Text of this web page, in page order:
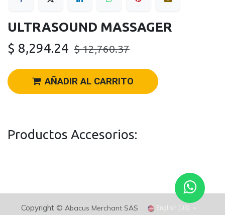
ULTRASOUND MASSAGER
$ 8,294.24 $12,760.37
AÑADIR AL CARRITO
Productos Accesorios:
Copyright ©Abacus Merchant SAS English (US)